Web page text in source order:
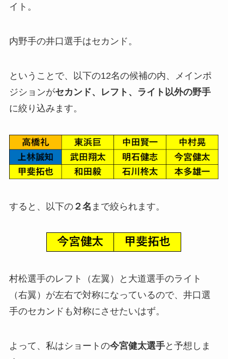
イト。
内野手の井口選手はセカンド。
ということで、以下の12名の候補の内、メインポ
ジションがセカンド、レフト、ライト以外の野手
に絞り込みます。
すると、以下の２名 まで絞られます。
村松選手のレフト（左翼）と大道選手のライト
（右翼）が左右で対称になっているので、井口選
手のセカンドも対称にさせたいはず。
よって、私はショートの今宮健太選手と予想しま